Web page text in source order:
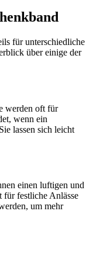
für unterschiedliche
über einige der
werden oft für
wenn ein
lassen sich leicht
einen luftigen und
für festliche Anlässe
um mehr